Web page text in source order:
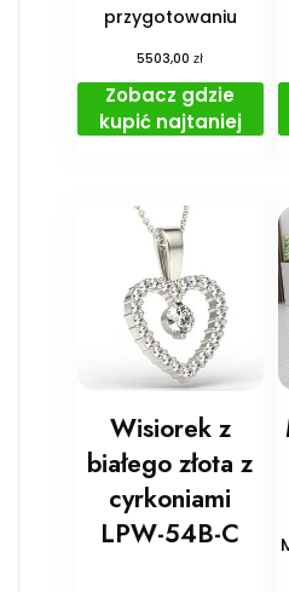
przygotowaniu
5503,00zł
Zobacz gdzie
kupić najtaniej
Wisiorek z
białego złota z
cyrkoniami
LPW-54B-C